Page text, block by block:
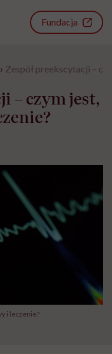
Fundacja
› Zespół preekscytacji –
– czym jest,
i leczenie?